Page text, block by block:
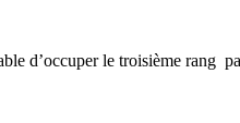
d’occuper le troisième rang